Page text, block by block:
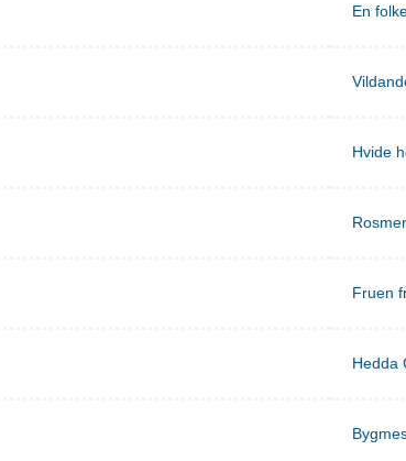
En
Hvide
Fruen
Hedda